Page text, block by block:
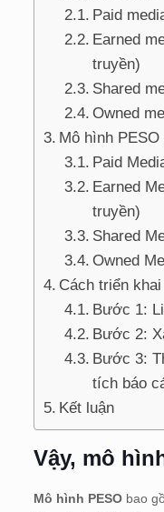
Paid
Earned
truyền)
Shared
Owned
Mô hình
Paid
Earned
truyền)
Shared
Owned
Cách triển
Bước 1:
Bước 2:
Bước 3:
tích báo
Kết luận
Vậy, mô
Mô hình PESO bao